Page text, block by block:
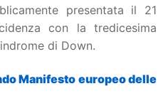
presentata il 21
con la tredicesima
di Down.
Manifesto europeo delle